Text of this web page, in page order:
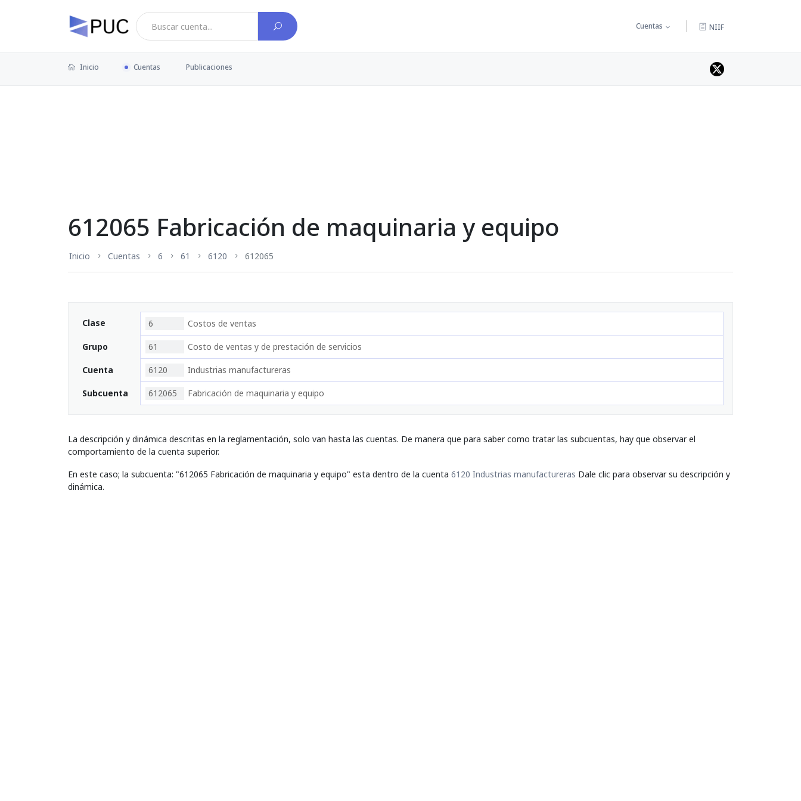
Cuentas NIIF
Inicio Cuentas Publicaciones
612065 Fabricación de maquinaria y equipo
Inicio Cuentas 6 61 6120 612065
Clase 6 Costos de ventas
Grupo 61 Costo de ventas y de prestación de servicios
Cuenta 6120 Industrias manufactureras
Subcuenta 612065 Fabricación de maquinaria y equipo
La descripción y dinámica descritas en la reglamentación, solo van hasta las cuentas. De manera que para saber como tratar las subcuentas, hay que observar el
comportamiento de la cuenta superior.
En este caso; la subcuenta: "612065 Fabricación de maquinaria y equipo" esta dentro de la cuenta 6120 Industrias manufactureras Dale clic para observar su descripción y
dinámica.